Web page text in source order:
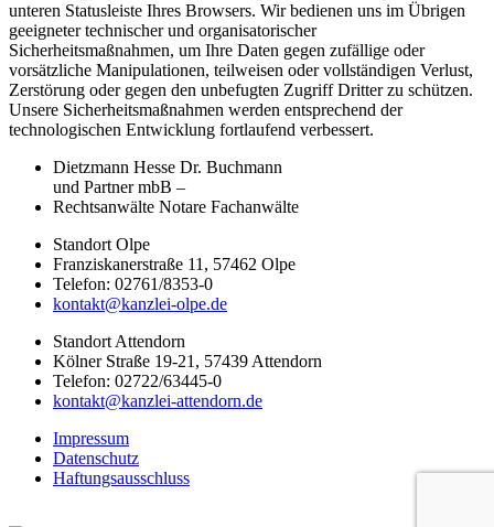
unteren Statusleiste Ihres Browsers. Wir bedienen uns im Übrigen
geeigneter technischer und organisatorischer
Sicherheitsmaßnahmen, um Ihre Daten gegen zufällige oder
vorsätzliche Manipulationen, teilweisen oder vollständigen Verlust,
Zerstörung oder gegen den unbefugten Zugriff Dritter zu schützen.
Unsere Sicherheitsmaßnahmen werden entsprechend der
technologischen Entwicklung fortlaufend verbessert.
Dietzmann Hesse Dr. Buchmann
und Partner mbB –
Rechtsanwälte Notare Fachanwälte
Standort Olpe
Franziskanerstraße 11, 57462 Olpe
Telefon: 02761/8353-0
kontakt@kanzlei-olpe.de
Standort Attendorn
Kölner Straße 19-21, 57439 Attendorn
Telefon: 02722/63445-0
kontakt@kanzlei-attendorn.de
Impressum
Datenschutz
Haftungsausschluss